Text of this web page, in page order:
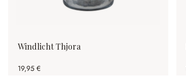
Windlicht Thjora
19,95 €